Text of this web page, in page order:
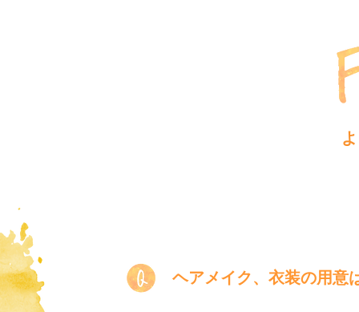
ヘアメイク、衣装の用意